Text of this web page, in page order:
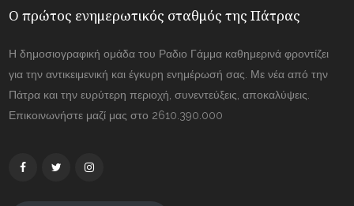
Ο πρώτος ενημερωτικός σταθμός της Πάτρας
Η δημοσιογραφική ομάδα του Ραδιο Γάμμα καθημερινά φροντίζει
για την αντικειμενική και έγκυρη ενημέρωσή σας. Με νέα από την
Πάτρα και την ευρύτερη περιοχή, συνεντεύξεις, αποκαλύψεις.
Επικοινωνήστε μαζί μας στο 2610.390.000